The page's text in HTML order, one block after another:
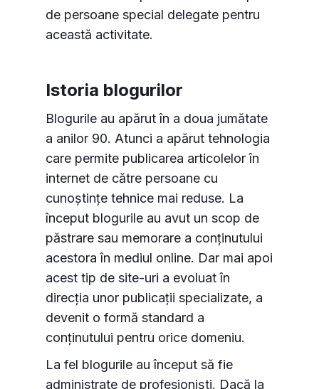
de persoane special delegate pentru
această activitate.
Istoria blogurilor
Blogurile au apărut în a doua jumătate
a anilor 90. Atunci a apărut tehnologia
care permite publicarea articolelor în
internet de către persoane cu
cunoștințe tehnice mai reduse. La
început blogurile au avut un scop de
păstrare sau memorare a conținutului
acestora în mediul online. Dar mai apoi
acest tip de site-uri a evoluat în
direcția unor publicații specializate, a
devenit o formă standard a
conținutului pentru orice domeniu.
La fel blogurile au început să fie
administrate de profesioniști. Dacă la